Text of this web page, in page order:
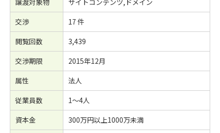
譲渡対象物
サイトコンテンツ,ドメイン
交渉
17 件
閲覧回数
3,439
交渉期限
2015年12月
属性
法人
従業員数
1～4人
資本金
300万円以上1000万未満